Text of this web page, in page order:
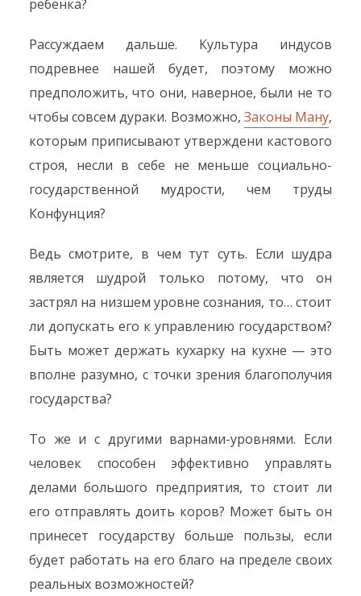
ребенка?
Рассуждаем дальше. Культура индусов
подревнее нашей будет, поэтому можно
предположить, что они, наверное, были не то
чтобы совсем дураки. Возможно, Законы Ману,
которым приписывают утверждени кастового
строя, несли в себе не меньше социально-
государственной мудрости, чем труды
Конфунция?
Ведь смотрите, в чем тут суть. Если шудра
является шудрой только потому, что он
застрял на низшем уровне сознания, то… стоит
ли допускать его к управлению государством?
Быть может держать кухарку на кухне — это
вполне разумно, с точки зрения благополучия
государства?
То же и с другими варнами-уровнями. Если
человек способен эффективно управлять
делами большого предприятия, то стоит ли
его отправлять доить коров? Может быть он
принесет государству больше пользы, если
будет работать на его благо на пределе своих
реальных возможностей?